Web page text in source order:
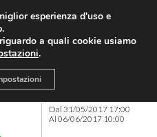
Dal 31/05/2017 17:00
Al 06/06/2017 10:00
esperienza d'uso e
a quali cookie usiamo
.